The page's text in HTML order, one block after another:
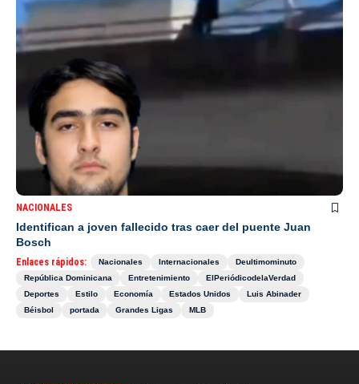
NACIONALES
Identifican a joven fallecido tras caer del puente Juan
Bosch
Enlaces rápidos: Nacionales Internacionales
Deultimominuto
República Dominicana
Entretenimiento
ElPeriódicodelaVerdad
Deportes
Estilo Economía Estados Unidos
Luis Abinader
Béisbol
portada Grandes Ligas MLB